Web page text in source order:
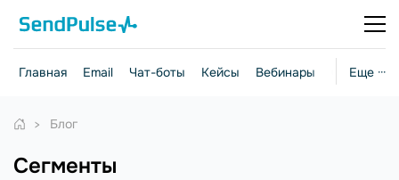
Еще ···
Главная Email Чат-боты Кейсы Вебинары Стратегии
Блог
сегменты